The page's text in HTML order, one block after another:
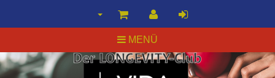
MENÜ